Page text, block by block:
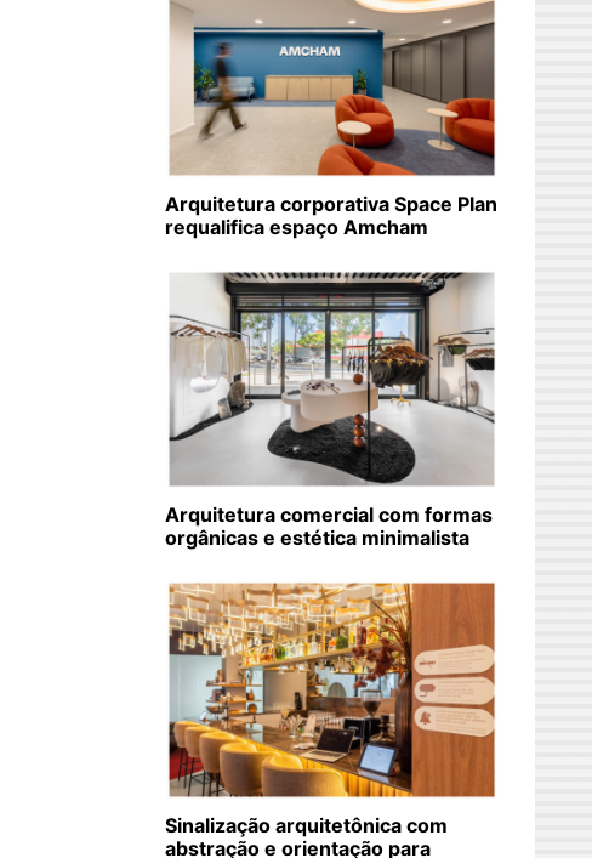
Arquitetura corporativa Space Plan
requalifica espaço Amcham
Arquitetura comercial com formas
orgânicas e estética minimalista
Sinalização arquitetônica com
abstração e orientação para